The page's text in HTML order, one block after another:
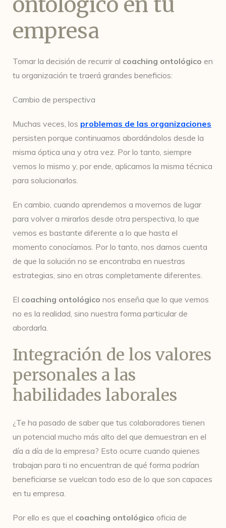
empresa
Tomar la decisión de recurrir al coaching ontológico en
tu organización te traerá grandes beneficios:
Cambio de perspectiva
Muchas veces, los problemas de las organizaciones
persisten porque continuamos abordándolos desde la
misma óptica una y otra vez. Por lo tanto, siempre
vemos lo mismo y, por ende, aplicamos la misma técnica
para solucionarlos.
En cambio, cuando aprendemos a movernos de lugar
para volver a mirarlos desde otra perspectiva, lo que
vemos es bastante diferente a lo que hasta el
momento conocíamos. Por lo tanto, nos damos cuenta
de que la solución no se encontraba en nuestras
estrategias, sino en otras completamente diferentes.
El coaching ontológico nos enseña que lo que vemos
no es la realidad, sino nuestra forma particular de
abordarla.
Integración de los valores
personales a las
habilidades laborales
¿Te ha pasado de saber que tus colaboradores tienen
un potencial mucho más alto del que demuestran en el
día a día de la empresa? Esto ocurre cuando quienes
trabajan para ti no encuentran de qué forma podrían
beneficiarse se vuelcan todo eso de lo que son capaces
en tu empresa.
Por ello es que el coaching ontológico oficia de